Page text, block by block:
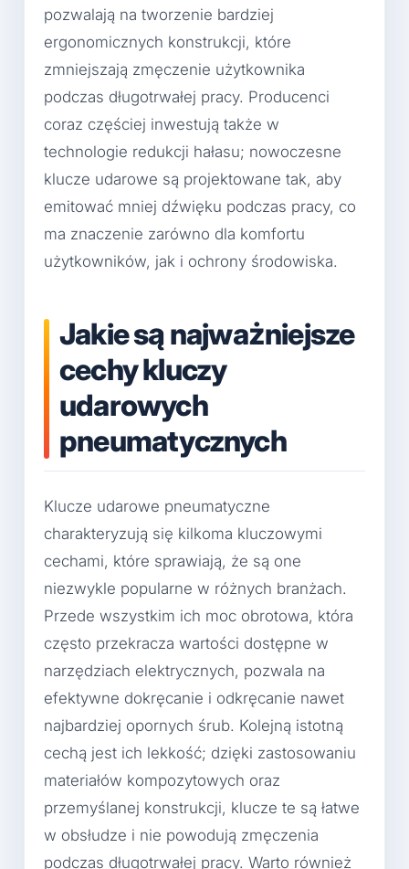
pozwalają na tworzenie bardziej
ergonomicznych konstrukcji, które
zmniejszają zmęczenie użytkownika
podczas długotrwałej pracy. Producenci
coraz częściej inwestują także w
technologie redukcji hałasu; nowoczesne
klucze udarowe są projektowane tak, aby
emitować mniej dźwięku podczas pracy, co
ma znaczenie zarówno dla komfortu
użytkowników, jak i ochrony środowiska.
Jakie są najważniejsze
cechy kluczy
udarowych
pneumatycznych
Klucze udarowe pneumatyczne
charakteryzują się kilkoma kluczowymi
cechami, które sprawiają, że są one
niezwykle popularne w różnych branżach.
Przede wszystkim ich moc obrotowa, która
często przekracza wartości dostępne w
narzędziach elektrycznych, pozwala na
efektywne dokręcanie i odkręcanie nawet
najbardziej opornych śrub. Kolejną istotną
cechą jest ich lekkość; dzięki zastosowaniu
materiałów kompozytowych oraz
przemyślanej konstrukcji, klucze te są łatwe
w obsłudze i nie powodują zmęczenia
podczas długotrwałej pracy. Warto również